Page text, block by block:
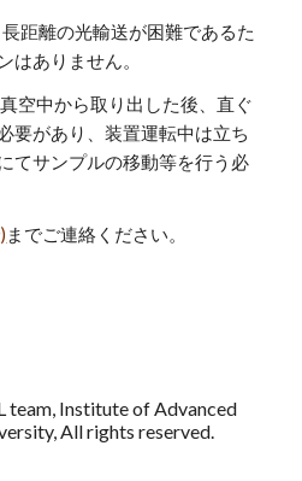
距離の光輸送が困難であるた
はありません。
空中から取り出した後、直ぐ
要があり、装置運転中は立ち
てサンプルの移動等を行う必
までご連絡ください。
Institute of Advanced
All rights reserved.